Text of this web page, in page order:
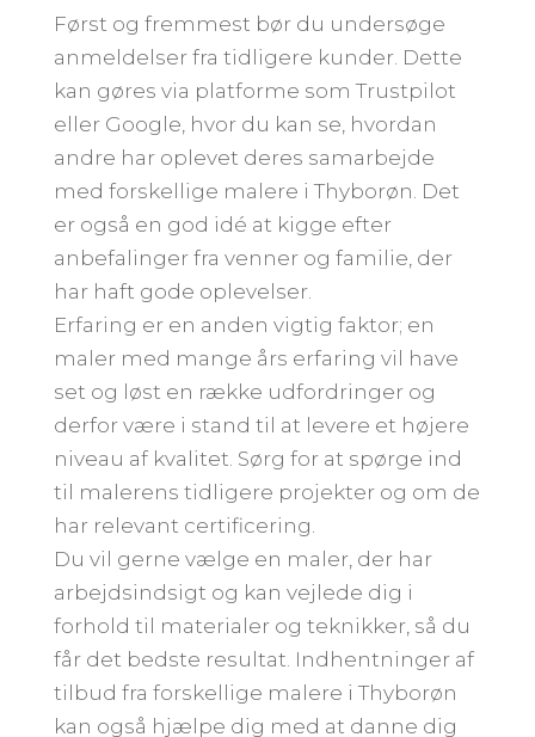
Først og fremmest bør du undersøge
anmeldelser fra tidligere kunder. Dette
kan gøres via platforme som Trustpilot
eller Google, hvor du kan se, hvordan
andre har oplevet deres samarbejde
med forskellige malere i Thyborøn. Det
er også en god idé at kigge efter
anbefalinger fra venner og familie, der
har haft gode oplevelser.
Erfaring er en anden vigtig faktor; en
maler med mange års erfaring vil have
set og løst en række udfordringer og
derfor være i stand til at levere et højere
niveau af kvalitet. Sørg for at spørge ind
til malerens tidligere projekter og om de
har relevant certificering.
Du vil gerne vælge en maler, der har
arbejdsindsigt og kan vejlede dig i
forhold til materialer og teknikker, så du
får det bedste resultat. Indhentninger af
tilbud fra forskellige malere i Thyborøn
kan også hjælpe dig med at danne dig